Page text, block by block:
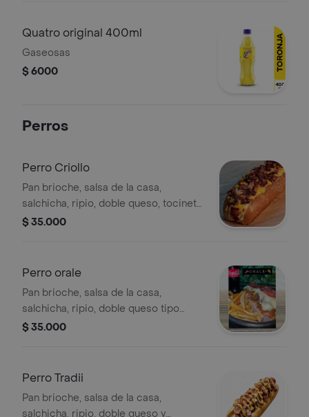
Quatro original 400ml
Gaseosas
$ 6000
Perros
Perro Criollo
Pan brioche, salsa de la casa,
salchicha, ripio, doble queso, tocineta,
maicitos, chorizo, ahogado y carne
$ 35.000
Perro orale
Pan brioche, salsa de la casa,
salchicha, ripio, doble queso tipo
chédar, tocineta, carne de res con
$ 35.000
Perro Tradii
Pan brioche, salsa de la casa,
salchicha, ripio, doble queso y